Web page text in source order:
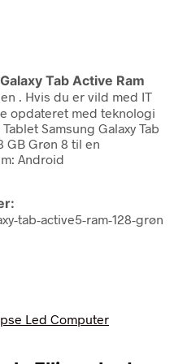
Tab Active Ram
. Hvis du er vild med IT
opdateret med teknologi
Samsung Galaxy Tab
GB Grøn 8 til en
Android
tab-active5-ram-128-grøn